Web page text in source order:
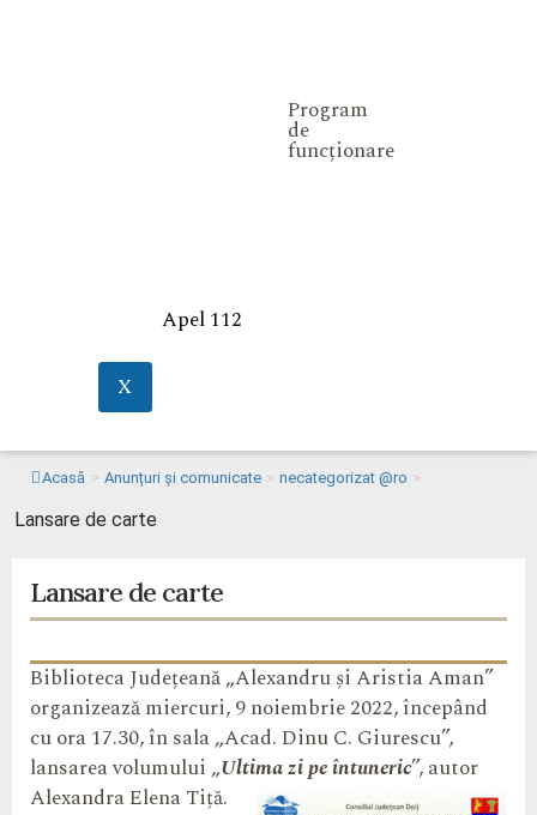
Program
de
funcționare
Apel 112
X
Acasă > Anunțuri și comunicate > necategorizat @ro >
Lansare de carte
Lansare de carte
Biblioteca Județeană „Alexandru și Aristia Aman”
organizează miercuri, 9 noiembrie 2022, începând
cu ora 17.30, în sala „Acad. Dinu C. Giurescu”,
lansarea volumului „Ultima zi pe întuneric”, autor
Alexandra Elena Tiță.